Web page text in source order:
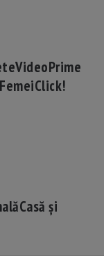
VideoPrime
Click!
Casă și